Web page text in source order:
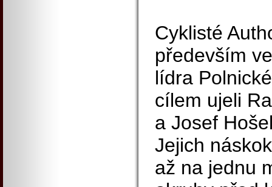
Cyklisté
především
lídra
cílem ujeli
a Josef
Jejich
až na jednu